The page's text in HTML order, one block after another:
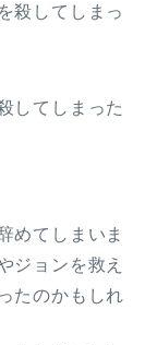
殺してしまっ
してしまった
めてしまいま
ジョンを救え
たのかもしれ